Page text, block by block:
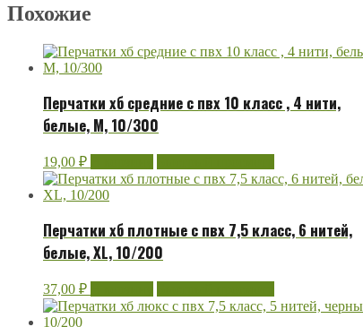
Похожие
Перчатки хб средние с пвх 10 класс , 4 нити,
белые, М, 10/300
19,00 ₽
Перчатки хб плотные с пвх 7,5 класс, 6 нитей,
белые, XL, 10/200
37,00 ₽